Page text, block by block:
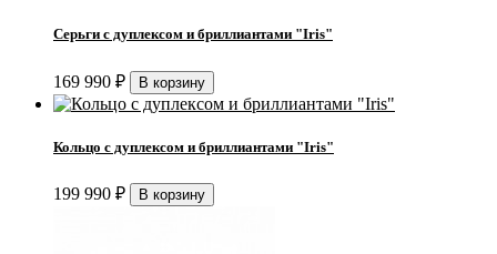
Серьги с дуплексом и бриллиантами "Iris"
169 990 ₽
Кольцо с дуплексом и бриллиантами "Iris"
199 990 ₽